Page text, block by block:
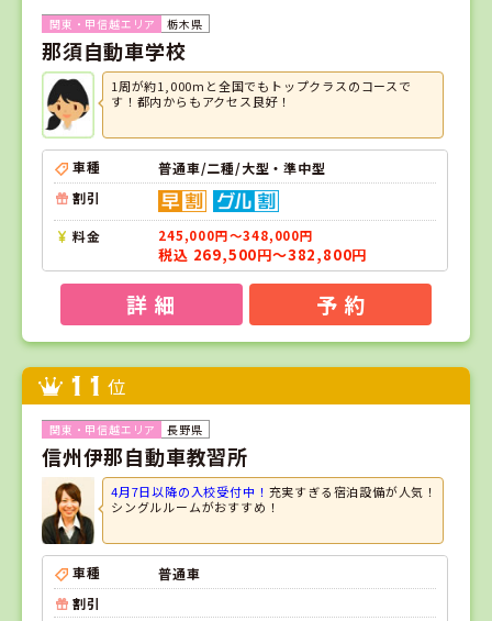
栃木県
那須自動車学校
1周が約1,000mと全国でもトップクラスのコースで
す！都内からもアクセス良好！
車種
普通車/二種/大型・準中型
割引
料金 245,000円～348,000円
税込 269,500円～382,800円
詳 細 予 約
11 位
長野県
信州伊那自動車教習所
4月7日以降の入校受付中！ 充実すぎる宿泊設備が人気！
シングルルームがおすすめ！
車種
普通車
割引